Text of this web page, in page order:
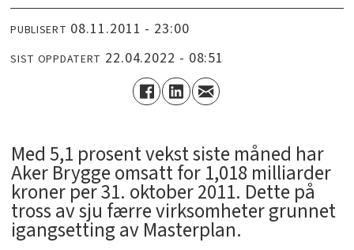
PUBLISERT 08.11.2011 - 23:00
SIST OPPDATERT 22.04.2022 - 08:51
Med 5,1 prosent vekst siste måned har
Aker Brygge omsatt for 1,018 milliarder
kroner per 31. oktober 2011. Dette på
tross av sju færre virksomheter grunnet
igangsetting av Masterplan.